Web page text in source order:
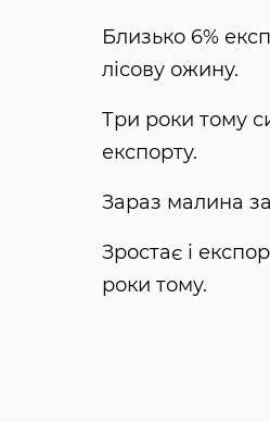
Близько 6%
лісову ожину.
Три роки тому
експорту.
Зараз малина
Зростає і
роки тому.